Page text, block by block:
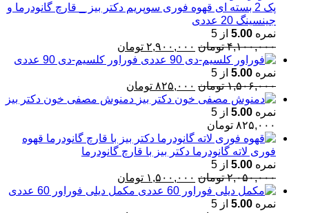
پک 2 بسته ای قهوه فوری سوپریم دکتر بیز _ قارچ گانودرما و
جینسینگ 20 عددی
نمره 5.00 از 5
۴,۱۰۰,۰۰۰ تومان قیمت
اصلی:
بود.
۲,۹۰۰,۰۰۰ تومان
فعلی:
فوراور کلسیم-دی 90 عددی
نمره 5.00 از 5
۱,۵۰۶,۰۰۰ تومان قیمت
اصلی:
۸۲۵,۰۰۰ تومان
فعلی:
دمنوش مصفی خون دکتر بیز
نمره 5.00 از 5
۸۲۵,۰۰۰ تومان
قهوه
فوری لاته گانودرما دکتر بیز با قارچ گانودرما
نمره 5.00 از 5
۲,۰۵۰,۰۰۰ تومان قیمت
اصلی:
۱,۵۰۰,۰۰۰ تومان
فعلی:
مکمل دیلی فوراور 60 عددی
نمره 5.00 از 5